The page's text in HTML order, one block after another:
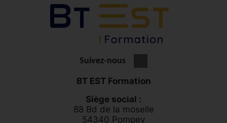
Suivez-nous
BT EST Formation
Siège social :
88 Bd de la moselle
54340 Pompey